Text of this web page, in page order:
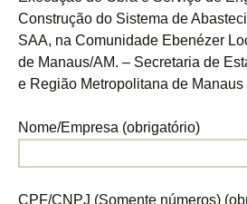
Construção do Sistema de
SAA, na Comunidade Ebenézer
de Manaus/AM. – Secretaria de
e Região Metropolitana de
Nome/Empresa (obrigatório)
CPF/CNPJ (Somente números)